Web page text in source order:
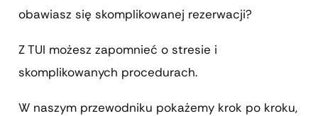
obawiasz się skomplikowanej rezerwacji?
Z TUI możesz zapomnieć o stresie i
skomplikowanych procedurach.
W naszym przewodniku pokażemy krok po kroku,